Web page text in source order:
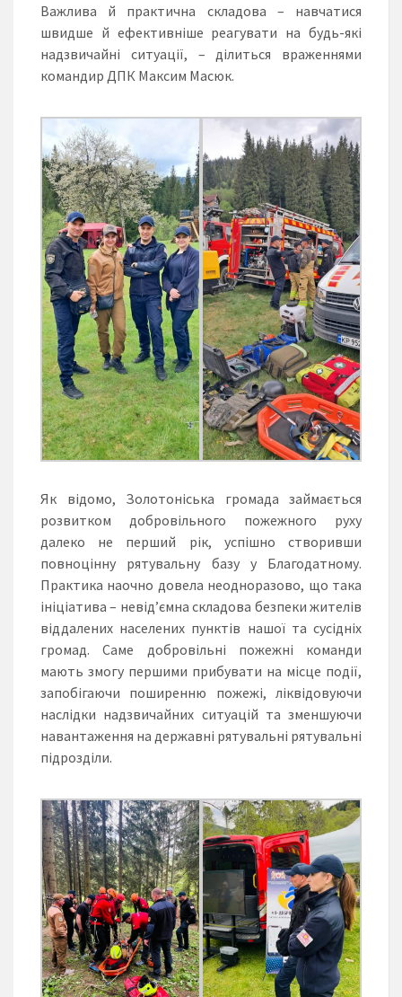
Важлива й практична складова – навчатися
швидше й ефективніше реагувати на будь-які
надзвичайні ситуації, – ділиться враженнями
командир ДПК Максим Масюк.
Як відомо, Золотоніська громада займається
розвитком добровільного пожежного руху
далеко не перший рік, успішно створивши
повноцінну рятувальну базу у Благодатному.
Практика наочно довела неодноразово, що така
ініціатива – невід’ємна складова безпеки жителів
віддалених населених пунктів нашої та сусідніх
громад. Саме добровільні пожежні команди
мають змогу першими прибувати на місце події,
запобігаючи поширенню пожежі, ліквідовуючи
наслідки надзвичайних ситуацій та зменшуючи
навантаження на державні рятувальні рятувальні
підрозділи.